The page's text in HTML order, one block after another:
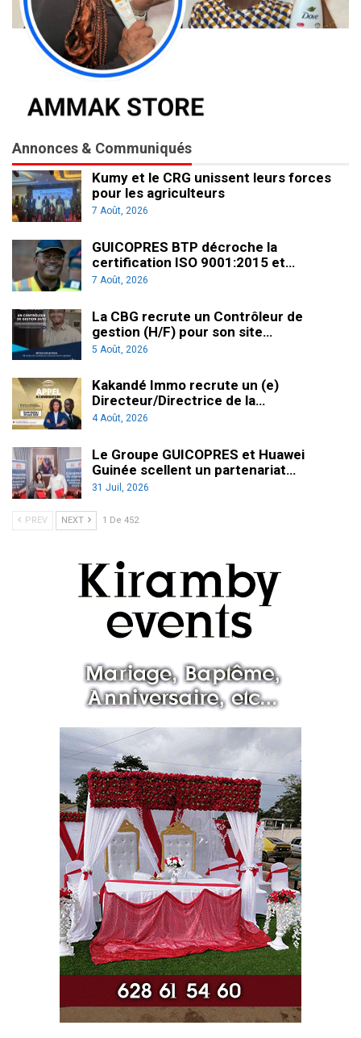
Annonces & Communiqués
Kumy et le CRG unissent leurs forces
pour les agriculteurs
7 Août, 2026
GUICOPRES BTP décroche la
certification ISO 9001:2015 et…
7 Août, 2026
La CBG recrute un Contrôleur de
gestion (H/F) pour son site…
5 Août, 2026
Kakandé Immo recrute un (e)
Directeur/Directrice de la…
4 Août, 2026
Le Groupe GUICOPRES et Huawei
Guinée scellent un partenariat…
31 Juil, 2026
PREV NEXT 1 De 452